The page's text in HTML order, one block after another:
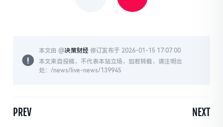
本文由 @决策财经 修订发布于 2026-01-15 17:07:00
本文来自投稿，不代表本站立场，如若转载，请注明出
处：/news/live-news/139945
PREV NEXT